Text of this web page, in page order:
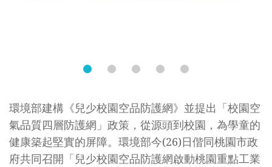
詞
2.JPG
環境部建構《兒少校園空品防護網》並提出「校園空
氣品質四層防護網」政策，從源頭到校園，為學童的
健康築起堅實的屏障。環境部今(26)日偕同桃園市政
府共同召開「兒少校園空品防護網啟動桃園重點工業